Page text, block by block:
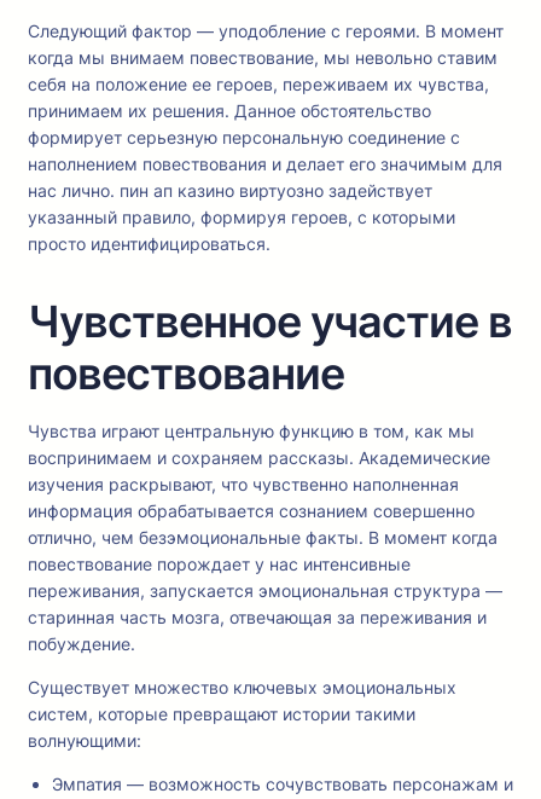
Следующий фактор — уподобление с героями. В момент
когда мы внимаем повествование, мы невольно ставим
себя на положение ее героев, переживаем их чувства,
принимаем их решения. Данное обстоятельство
формирует серьезную персональную соединение с
наполнением повествования и делает его значимым для
нас лично. пин ап казино виртуозно задействует
указанный правило, формируя героев, с которыми
просто идентифицироваться.
Чувственное участие в
повествование
Чувства играют центральную функцию в том, как мы
воспринимаем и сохраняем рассказы. Академические
изучения раскрывают, что чувственно наполненная
информация обрабатывается сознанием совершенно
отлично, чем безэмоциональные факты. В момент когда
повествование порождает у нас интенсивные
переживания, запускается эмоциональная структура —
старинная часть мозга, отвечающая за переживания и
побуждение.
Существует множество ключевых эмоциональных
систем, которые превращают истории такими
волнующими:
Эмпатия — возможность сочувствовать персонажам и